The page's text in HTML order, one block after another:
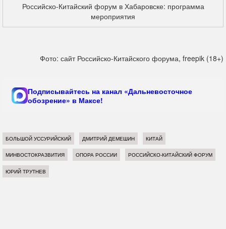
Российско-Китайский форум в Хабаровске: программа
мероприятия
Фото: сайт Российско-Китайского форума, freepik (18+)
Подписывайтесь на канал «Дальневосточное
обозрение» в Максе!
БОЛЬШОЙ УССУРИЙСКИЙ ДМИТРИЙ ДЕМЕШИН КИТАЙ
МИНВОСТОКРАЗВИТИЯ ОПОРА РОССИИ РОССИЙСКО-КИТАЙСКИЙ ФОРУМ
ЮРИЙ ТРУТНЕВ